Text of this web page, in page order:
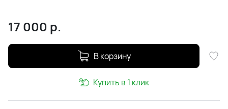
17 000 р.
В корзину
Купить в 1 клик